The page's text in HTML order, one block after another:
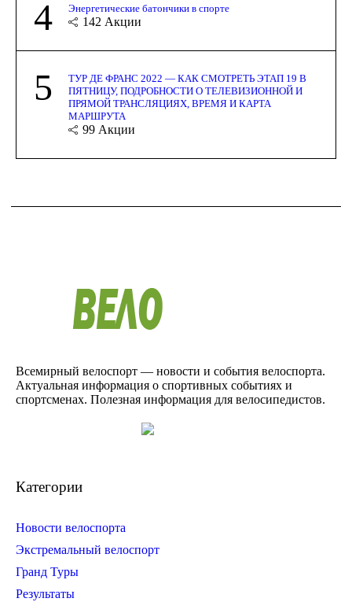
4 Энергетические батончики в спорте
142 Акции
5
ТУР ДЕ ФРАНС 2022 — КАК СМОТРЕТЬ ЭТАП 19 В
ПЯТНИЦУ, ПОДРОБНОСТИ О ТЕЛЕВИЗИОННОЙ И
ПРЯМОЙ ТРАНСЛЯЦИЯХ, ВРЕМЯ И КАРТА
МАРШРУТА
99 Акции
Всемирный велоспорт — новости и события велоспорта.
Актуальная информация о спортивных событиях и
спортсменах. Полезная информация для велосипедистов.
Категории
Новости велоспорта
Экстремальный велоспорт
Гранд Туры
Результаты